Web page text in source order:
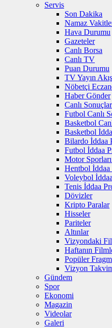
Servis
Son Dakika
Namaz
Hava Durumu
Gazeteler
Canlı Borsa
Canlı TV
Puan Durumu
TV Yayın
Nöbetçi
Haber Gönder
Canlı Sonuçlar
Futbol Canlı
Basketbol
Basketbol
Bilardo İddaa
Futbol İddaa
Motor
Hentbol İddaa
Voleybol
Tenis İddaa
Dövizler
Kripto Paralar
Hisseler
Pariteler
Altınlar
Vizyondaki
Haftanın
Popüler
Vizyon
Gündem
Spor
Ekonomi
Magazin
Videolar
Galeri